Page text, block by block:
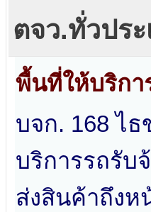
ตจว.ทั่วปร
พื้นที่ให้บริกา
บจก. 168 ไธ
บริการรถรับ
ส่งสินค้าถึงห